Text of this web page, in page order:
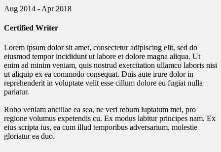
Aug 2014 - Apr 2018
Certified Writer
Lorem ipsum dolor sit amet, consectetur adipiscing elit, sed do
eiusmod tempor incididunt ut labore et dolore magna aliqua. Ut
enim ad minim veniam, quis nostrud exercitation ullamco laboris nisi
ut aliquip ex ea commodo consequat. Duis aute irure dolor in
reprehenderit in voluptate velit esse cillum dolore eu fugiat nulla
pariatur.
Robo veniam ancillae ea sea, ne veri rebum luptatum mei, pro
regione volumus expetendis cu. Ex modus labitur principes nam. Ex
eius scripta ius, ea cum illud temporibus adversarium, molestie
gloriatur ea duo.